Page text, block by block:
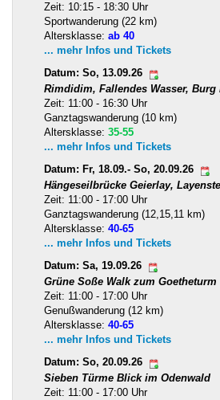
Zeit: 10:15 - 18:30 Uhr
Sportwanderung (22 km)
Altersklasse: ab 40
... mehr Infos und Tickets
Datum: So, 13.09.26
Rimdidim, Fallendes Wasser, Burg
Zeit: 11:00 - 16:30 Uhr
Ganztagswanderung (10 km)
Altersklasse: 35-55
... mehr Infos und Tickets
Datum: Fr, 18.09.- So, 20.09.26
Hängeseilbrücke Geierlay,
Zeit: 11:00 - 17:00 Uhr
Ganztagswanderung (12,15,11 km)
Altersklasse: 40-65
... mehr Infos und Tickets
Datum: Sa, 19.09.26
Grüne Soße Walk zum Goetheturm
Zeit: 11:00 - 17:00 Uhr
Genußwanderung (12 km)
Altersklasse: 40-65
... mehr Infos und Tickets
Datum: So, 20.09.26
Sieben Türme Blick im Odenwald
Zeit: 11:00 - 17:00 Uhr